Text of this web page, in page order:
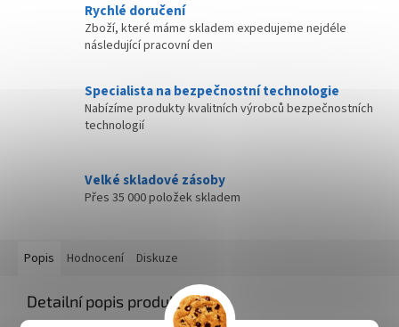
Rychlé doručení
Zboží, které máme skladem expedujeme nejdéle
následující pracovní den
Specialista na bezpečnostní technologie
Nabízíme produkty kvalitních výrobců bezpečnostních
technologií
Velké skladové zásoby
Přes 35 000 položek skladem
Popis Hodnocení Diskuze
Detailní popis produktu